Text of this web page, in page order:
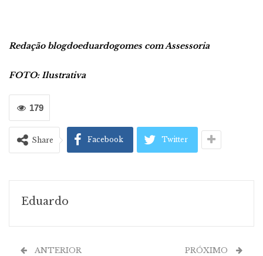
Redação blogdoeduardogomes com Assessoria
FOTO: Ilustrativa
179
Share Facebook Twitter
Eduardo
ANTERIOR PRÓXIMO